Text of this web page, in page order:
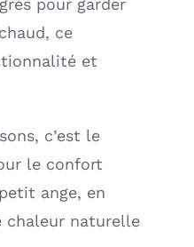
pour garder
ce
et
c’est le
le confort
ange, en
chaleur naturelle